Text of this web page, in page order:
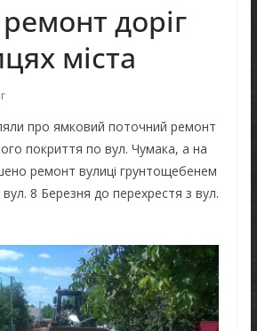
доріг
міста
про ямковий поточний ремонт
покриття по вул. Чумака, а на
ремонт вулиці грунтощебенем
вул. 8 Березня до перехрестя з вул.